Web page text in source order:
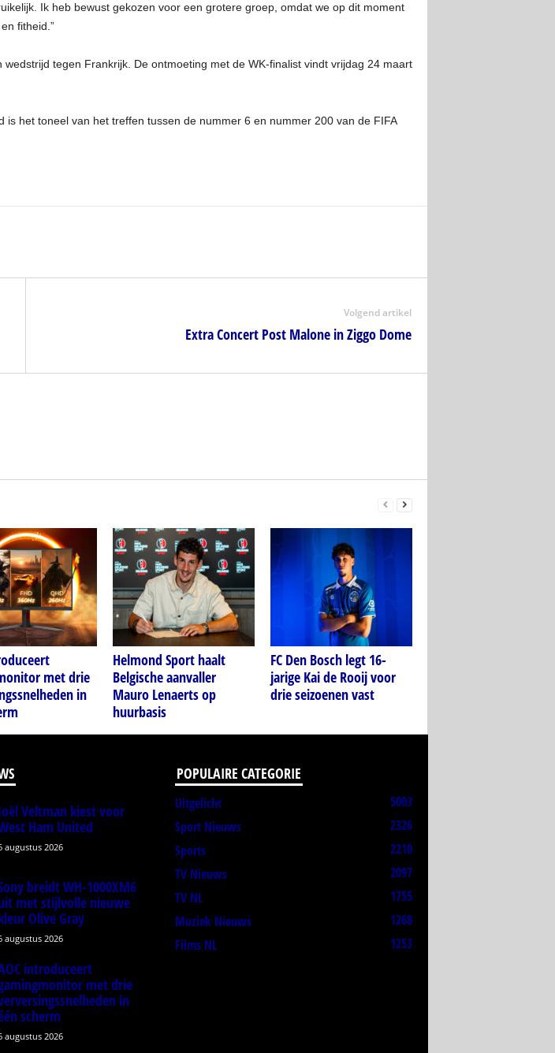
Ik heb bewust gekozen voor een grotere groep, omdat we op dit moment
fitheid.”
tegen Frankrijk. De ontmoeting met de WK-finalist vindt vrijdag 24 maart
het toneel van het treffen tussen de nummer 6 en nummer 200 van de FIFA
Volgend artikel
Extra Concert Post Malone in Ziggo Dome
met drie
in
Helmond Sport haalt
Belgische aanvaller
Mauro Lenaerts op
huurbasis
FC Den Bosch legt 16-
jarige Kai de Rooij voor
drie seizoenen vast
Veltman kiest voor
Ham United
augustus 2026
breidt WH-1000XM6
met stijlvolle nieuwe
Olive Gray
augustus 2026
introduceert
met drie
in
scherm
augustus 2026
POPULAIRE CATEGORIE
Uitgelicht
5003
Sport Nieuws
2326
Sports
2210
TV Nieuws
2097
TV NL
1755
Muziek Nieuws
1268
Films NL
1253